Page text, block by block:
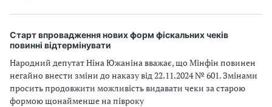
Старт впровадження нових форм фіскальних чеків
повинні відтермінувати
Народний депутат Ніна Южаніна вважає, що Мінфін повинен
негайно внести зміни до наказу від 22.11.2024 № 601. Змінами
просить продовжити можливість видавати чеки за старою
формою щонайменше на півроку